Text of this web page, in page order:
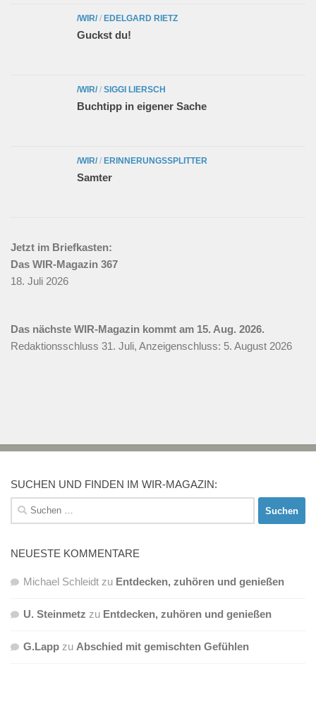
/WIR/ / EDELGARD RIETZ
Guckst du!
/WIR/ / SIGGI LIERSCH
Buchtipp in eigener Sache
/WIR/ / ERINNERUNGSSPLITTER
Samter
Jetzt im Briefkasten:
Das WIR-Magazin 367
18. Juli 2026
Das nächste WIR-Magazin kommt am 15. Aug. 2026.
Redaktionsschluss 31. Juli, Anzeigenschluss: 5. August 2026
SUCHEN UND FINDEN IM WIR-MAGAZIN:
Suchen
nach:
NEUESTE KOMMENTARE
Michael Schleidt zu Entdecken, zuhören und genießen
U. Steinmetz zu Entdecken, zuhören und genießen
G.Lapp zu Abschied mit gemischten Gefühlen